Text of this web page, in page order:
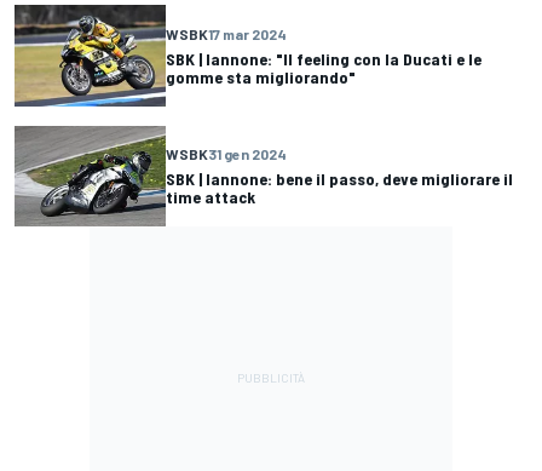
WSBK17 mar 2024
SBK | Iannone: "Il feeling con la Ducati e le
gomme sta migliorando"
WSBK31 gen 2024
SBK | Iannone: bene il passo, deve migliorare il
time attack